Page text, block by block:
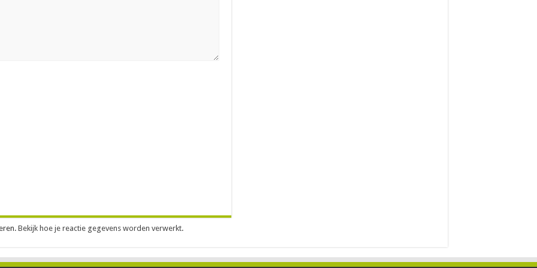
Bekijk hoe je reactie gegevens worden verwerkt.